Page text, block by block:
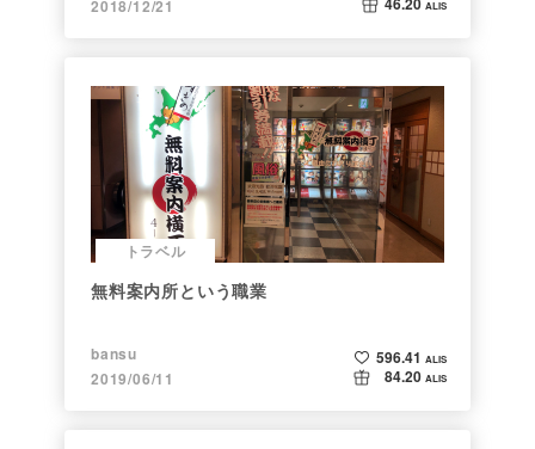
2018/12/21
ALIS
トラベル
無料案内所という職業
bansu
2019/06/11
596.41 ALIS
84.20 ALIS